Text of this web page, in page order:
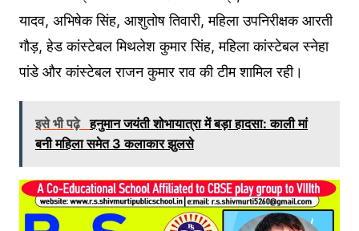
यादव, अभिषेक सिंह, आशुतोष तिवारी, महिला उपनिरीक्षक आरती
गौड़, हेड कांस्टेबल मिथलेश कुमार सिंह, महिला कांस्टेबल स्नेहा
पांडे और कांस्टेबल राजन कुमार राव की टीम शामिल रही।
इसे भी पढ़े हनुमान जयंती शोभायात्रा में बड़ा हादसा: काली मां
बनी महिला समेत 3 कलाकार झुलसे